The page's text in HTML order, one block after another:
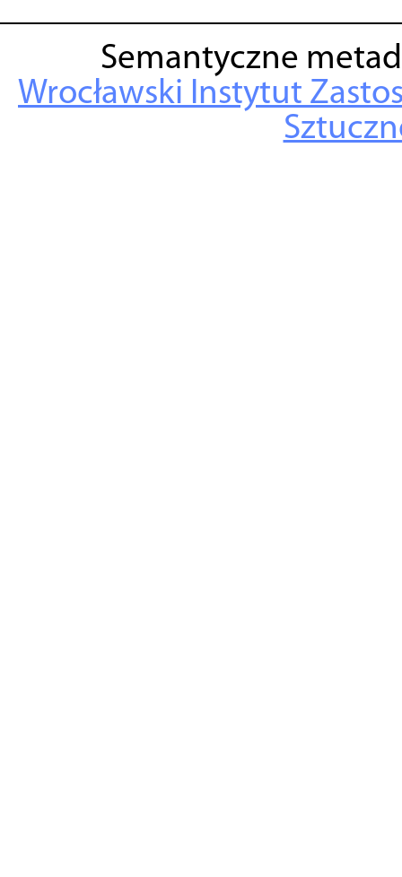
Semantyczne
Wrocławski Instytut